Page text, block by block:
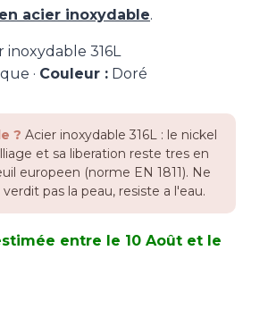
acier inoxydable.
inoxydable 316L
· Couleur : Doré
? Acier inoxydable 316L : le nickel
et sa liberation reste tres en
europeen (norme EN 1811). Ne
pas la peau, resiste a l'eau.
entre le 10 Août et le